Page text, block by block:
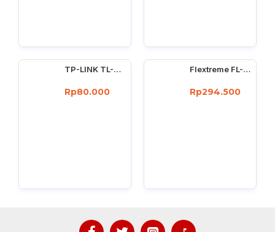
TP-LINK TL-WN725N : 150Mbps wireless N Nano USB adapter
Rp80.000
Flextreme FL-8110GMA-11-5-AS Media Converter Dual Core Gigabit Multimode 550 Meter
Rp294.500